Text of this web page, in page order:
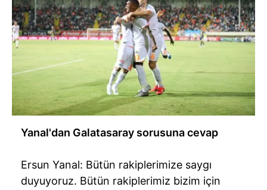
Yanal'dan Galatasaray sorusuna cevap
Ersun Yanal: Bütün rakiplerimize saygı
duyuyoruz. Bütün rakiplerimiz bizim için